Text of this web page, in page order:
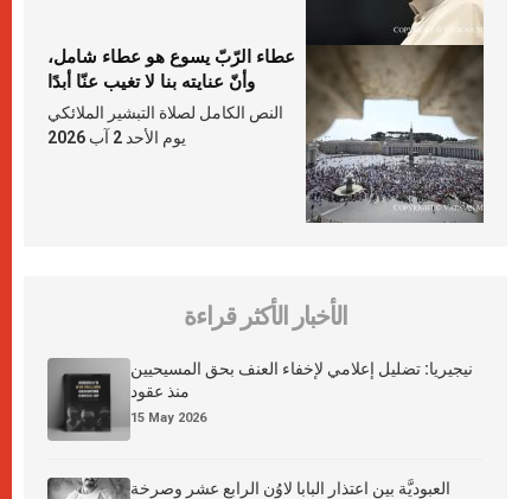
عطاء الرّبّ يسوع هو عطاء شامل،
وأنّ عنايته بنا لا تغيب عنّا أبدًا
النص الكامل لصلاة التبشير الملائكي
يوم الأحد 2 آب 2026
الأخبار الأكثر قراءة
نيجيريا: تضليل إعلامي لإخفاء العنف بحق المسيحيين
منذ عقود
15 May 2026
العبوديَّة بين اعتذار البابا لاوُن الرابع عشر وصرخة